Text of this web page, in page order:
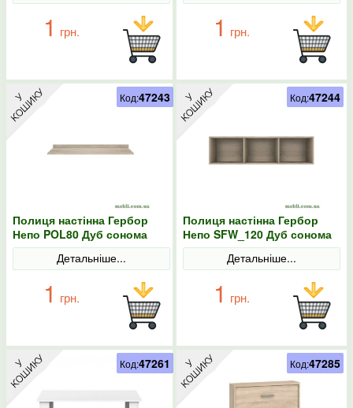
1 грн. 1 грн.
Полиця настінна Гербор
Непо POL80 Дуб сонома
Детальніше...
1 грн.
Код:47243
Полиця настінна Гербор
Непо SFW_120 Дуб сонома
Детальніше...
1 грн.
Код:47244
Код:47261 Код:47285